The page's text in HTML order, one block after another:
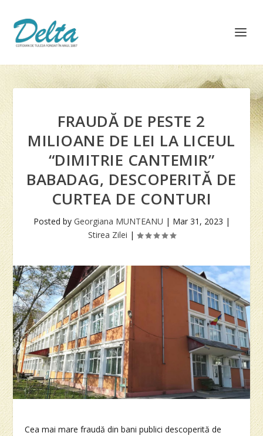
FRAUDĂ DE PESTE 2
MILIOANE DE LEI LA LICEUL
“DIMITRIE CANTEMIR”
BABADAG, DESCOPERITĂ DE
CURTEA DE CONTURI
Posted by Georgiana MUNTEANU | Mar 31, 2023 |
Stirea Zilei |
Cea mai mare fraudă din bani publici descoperită de